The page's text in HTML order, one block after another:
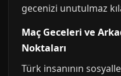
gecenizi unutulmaz
Maç Geceleri ve
Noktaları
Türk insanının